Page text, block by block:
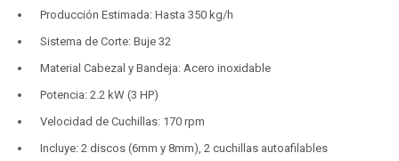
Producción Estimada: Hasta 350 kg/h
Sistema de Corte: Buje 32
Material Cabezal y Bandeja: Acero inoxidable
Potencia: 2.2 kW (3 HP)
Velocidad de Cuchillas: 170 rpm
Incluye: 2 discos (6mm y 8mm), 2 cuchillas autoafilables